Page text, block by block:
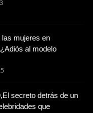
las mujeres en
al modelo
secreto detrás de un
que